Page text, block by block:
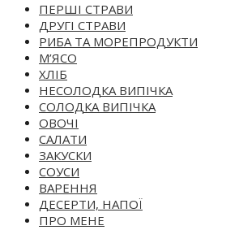
Menu
ПЕРШІ СТРАВИ
ДРУГІ СТРАВИ
РИБА ТА МОРЕПРОДУКТИ
М’ЯСО
ХЛІБ
НЕСОЛОДКА ВИПІЧКА
СОЛОДКА ВИПІЧКА
ОВОЧІ
САЛАТИ
ЗАКУСКИ
СОУСИ
ВАРЕННЯ
ДЕСЕРТИ, НАПОЇ
ПРО МЕНЕ